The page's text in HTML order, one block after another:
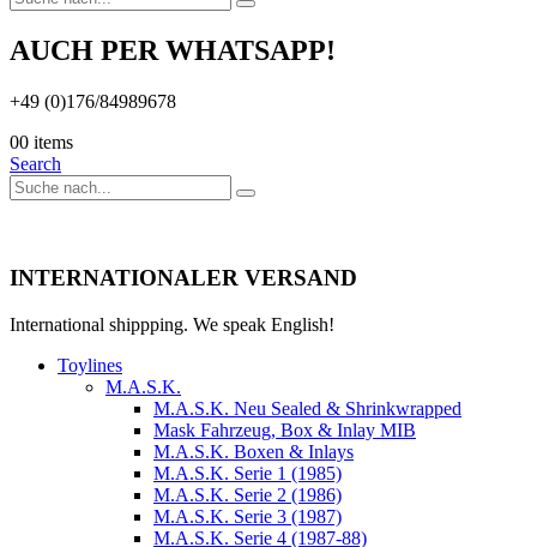
AUCH PER WHATSAPP!
+49 (0)176/84989678
00 items
Search
INTERNATIONALER VERSAND
International shippping. We speak English!
Toylines
M.A.S.K.
M.A.S.K. Neu Sealed & Shrinkwrapped
Mask Fahrzeug, Box & Inlay MIB
M.A.S.K. Boxen & Inlays
M.A.S.K. Serie 1 (1985)
M.A.S.K. Serie 2 (1986)
M.A.S.K. Serie 3 (1987)
M.A.S.K. Serie 4 (1987-88)